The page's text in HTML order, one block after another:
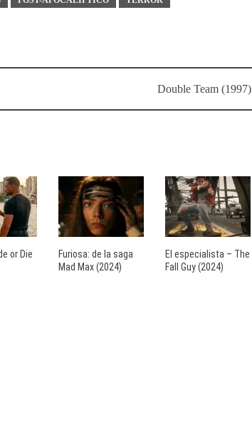
Double Team (1997)
or Die
Furiosa: de la saga
Mad Max (2024)
El especialista – The
Fall Guy (2024)